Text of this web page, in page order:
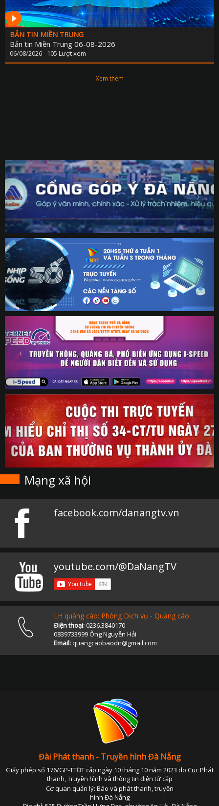
BẢN TIN MIỀN TRUNG
Bản tin Miền Trung 06-08-2026
06/08/2026 - 105 Lượt xem
Xem thêm
Mạng xã hội
facebook.com/danangtv.vn
youtube.com/@DaNangTV
LH quảng cáo: Phòng Dịch vụ - Quảng cáo
Điện thoại:0236.3840170
0839733999 Ông Nguyễn Hải
Email: quangcaobaodn@gmail.com
Đài Phát thanh - Truyền hình Đà Nẵng
Giấy phép số 176/GP-TTĐT cấp ngày 10 tháng 10 năm 2023 do Cục Phát
thanh, Truyền hình và thông tin điện tử cấp
Cơ quan quản lý: Báo và phát thanh, truyền
hình Đà Nẵng